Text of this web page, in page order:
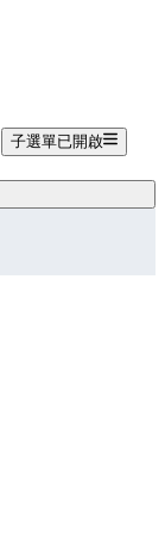
子選單已開啟